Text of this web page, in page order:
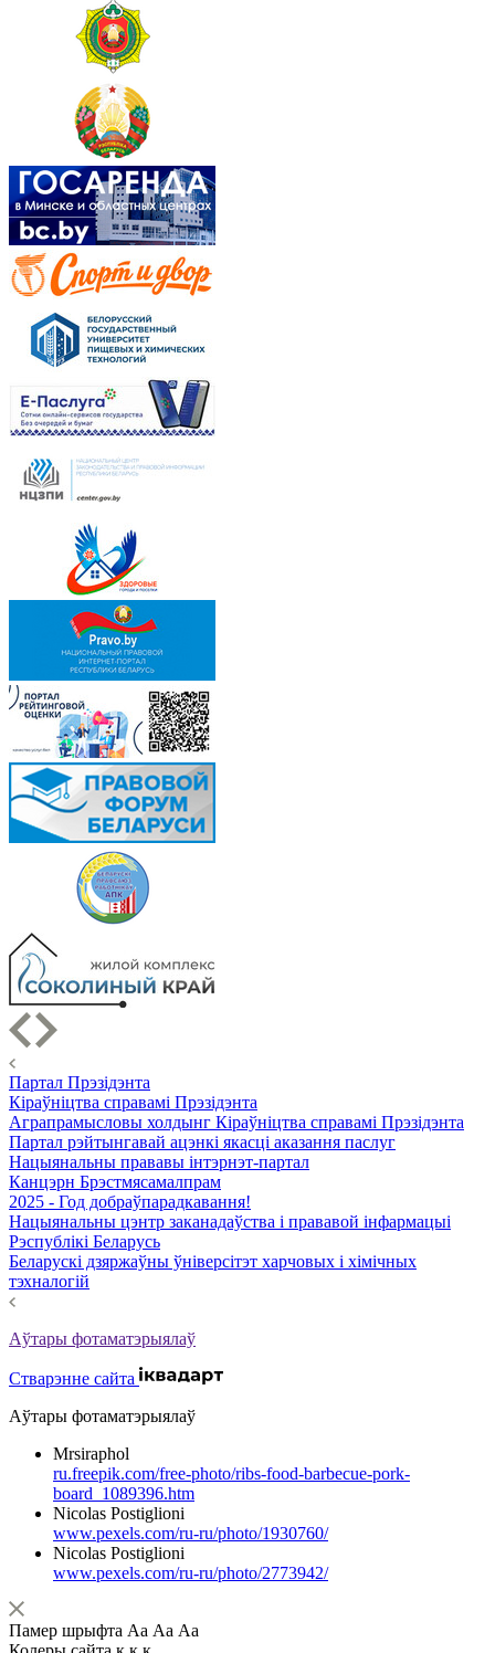
Партал Прэзідэнта
Кіраўніцтва справамі Прэзідэнта
Аграпрамысловы холдынг Кіраўніцтва справамі Прэзідэнта
Партал рэйтынгавай ацэнкі якасці аказання паслуг
Нацыянальны прававы інтэрнэт-партал
Канцэрн Брэстмясамалпрам
2025 - Год добраўпарадкавання!
Нацыянальны цэнтр заканадаўства і прававой інфармацыі
Рэспублікі Беларусь
Беларускі дзяржаўны ўніверсітэт харчовых і хімічных
тэхналогій
Аўтары фотаматэрыялаў
Стварэнне сайта
Аўтары фотаматэрыялаў
Mrsiraphol
ru.freepik.com/free-photo/ribs-food-barbecue-pork-
board_1089396.htm
Nicolas Postiglioni
www.pexels.com/ru-ru/photo/1930760/
Nicolas Postiglioni
www.pexels.com/ru-ru/photo/2773942/
Памер шрыфта Аа Аа Аа